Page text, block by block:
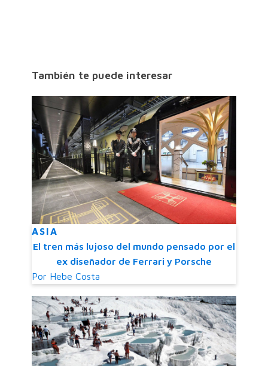
También te puede interesar
ASIA
El tren más lujoso del mundo pensado por el
ex diseñador de Ferrari y Porsche
Por Hebe Costa